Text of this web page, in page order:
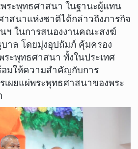
ระพุทธศาสนา ในฐานะผู้แทน
สนาแห่งชาติได้กล่าวถึงภารกิจ
ฯ ในการสนองงานคณะสงฆ์
าล โดยมุ่งอุปถัมภ์ คุ้มครอง
ระพุทธศาสนา ทั้งในประเทศ
อมให้ความสำคัญกับการ
ผยแผ่พระพุทธศาสนาของพระ